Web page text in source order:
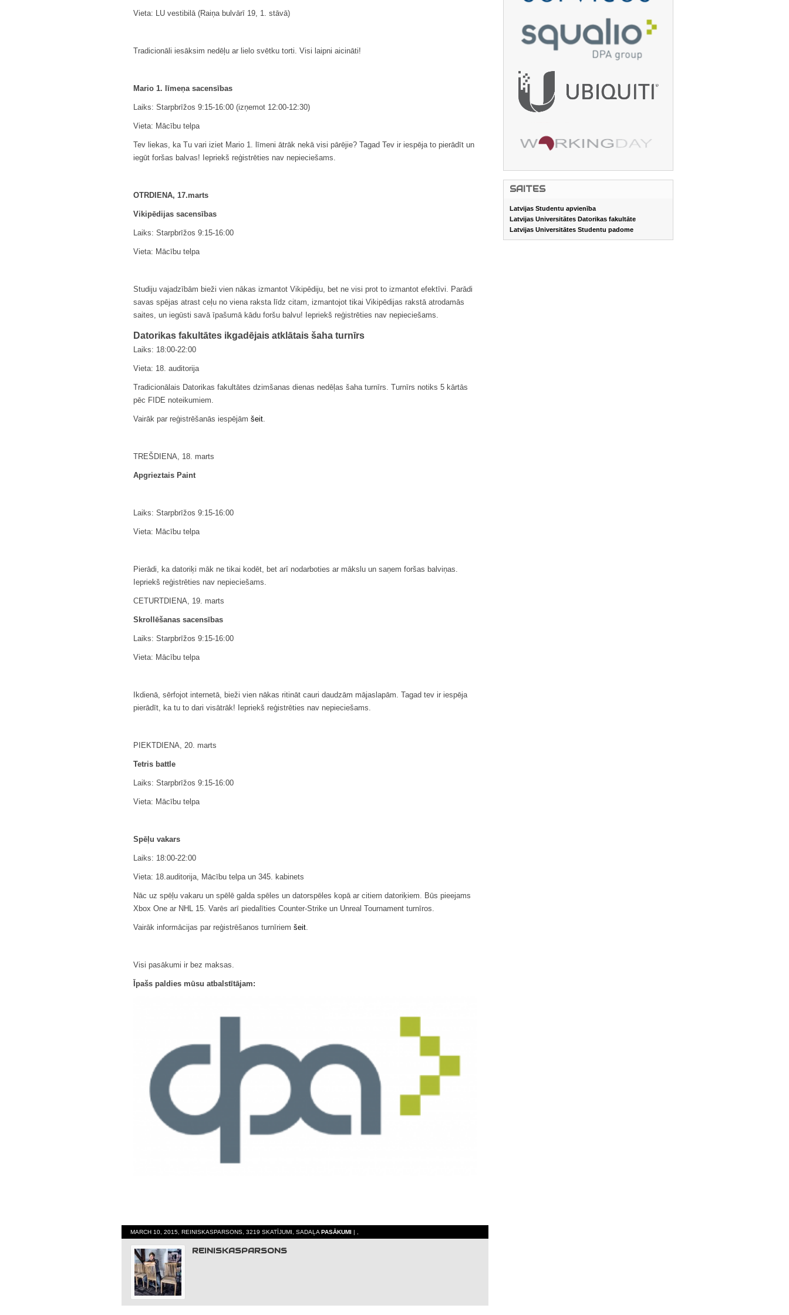
Vieta: LU vestibilā (Raiņa bulvārī 19, 1. stāvā)
Tradicionāli iesāksim nedēļu ar lielo svētku torti. Visi laipni aicināti!
Mario 1. līmeņa sacensības
Laiks: Starpbrīžos 9:15-16:00 (izņemot 12:00-12:30)
Vieta: Mācību telpa
Tev liekas, ka Tu vari iziet Mario 1. līmeni ātrāk nekā visi pārējie? Tagad Tev ir iespēja to pierādīt un
iegūt foršas balvas! Iepriekš reģistrēties nav nepieciešams.
OTRDIENA, 17.marts
Vikipēdijas sacensības
Laiks: Starpbrīžos 9:15-16:00
Vieta: Mācību telpa
Studiju vajadzībām bieži vien nākas izmantot Vikipēdiju, bet ne visi prot to izmantot efektīvi. Parādi
savas spējas atrast ceļu no viena raksta līdz citam, izmantojot tikai Vikipēdijas rakstā atrodamās
saites, un iegūsti savā īpašumā kādu foršu balvu! Iepriekš reģistrēties nav nepieciešams.
Datorikas fakultātes ikgadējais atklātais šaha turnīrs
Laiks: 18:00-22:00
Vieta: 18. auditorija
Tradicionālais Datorikas fakultātes dzimšanas dienas nedēļas šaha turnīrs. Turnīrs notiks 5 kārtās
pēc FIDE noteikumiem.
Vairāk par reģistrēšanās iespējām šeit.
TREŠDIENA, 18. marts
Apgrieztais Paint
Laiks: Starpbrīžos 9:15-16:00
Vieta: Mācību telpa
Pierādi, ka datoriķi māk ne tikai kodēt, bet arī nodarboties ar mākslu un saņem foršas balviņas.
Iepriekš reģistrēties nav nepieciešams.
CETURTDIENA, 19. marts
Skrollēšanas sacensības
Laiks: Starpbrīžos 9:15-16:00
Vieta: Mācību telpa
Ikdienā, sērfojot internetā, bieži vien nākas ritināt cauri daudzām mājaslapām. Tagad tev ir iespēja
pierādīt, ka tu to dari visātrāk! Iepriekš reģistrēties nav nepieciešams.
PIEKTDIENA, 20. marts
Tetris battle
Laiks: Starpbrīžos 9:15-16:00
Vieta: Mācību telpa
Spēļu vakars
Laiks: 18:00-22:00
Vieta: 18.auditorija, Mācību telpa un 345. kabinets
Nāc uz spēļu vakaru un spēlē galda spēles un datorspēles kopā ar citiem datoriķiem. Būs pieejams
Xbox One ar NHL 15. Varēs arī piedalīties Counter-Strike un Unreal Tournament turnīros.
Vairāk informācijas par reģistrēšanos turnīriem šeit.
Visi pasākumi ir bez maksas.
Īpašs paldies mūsu atbalstītājam:
MARCH 10, 2015, REINISKASPARSONS, 3219 SKATĪJUMI, SADAĻA PASĀKUMI | ,
REINISKASPARSONS
SAITES
Latvijas Studentu apvienība
Latvijas Universitātes Datorikas fakultāte
Latvijas Universitātes Studentu padome